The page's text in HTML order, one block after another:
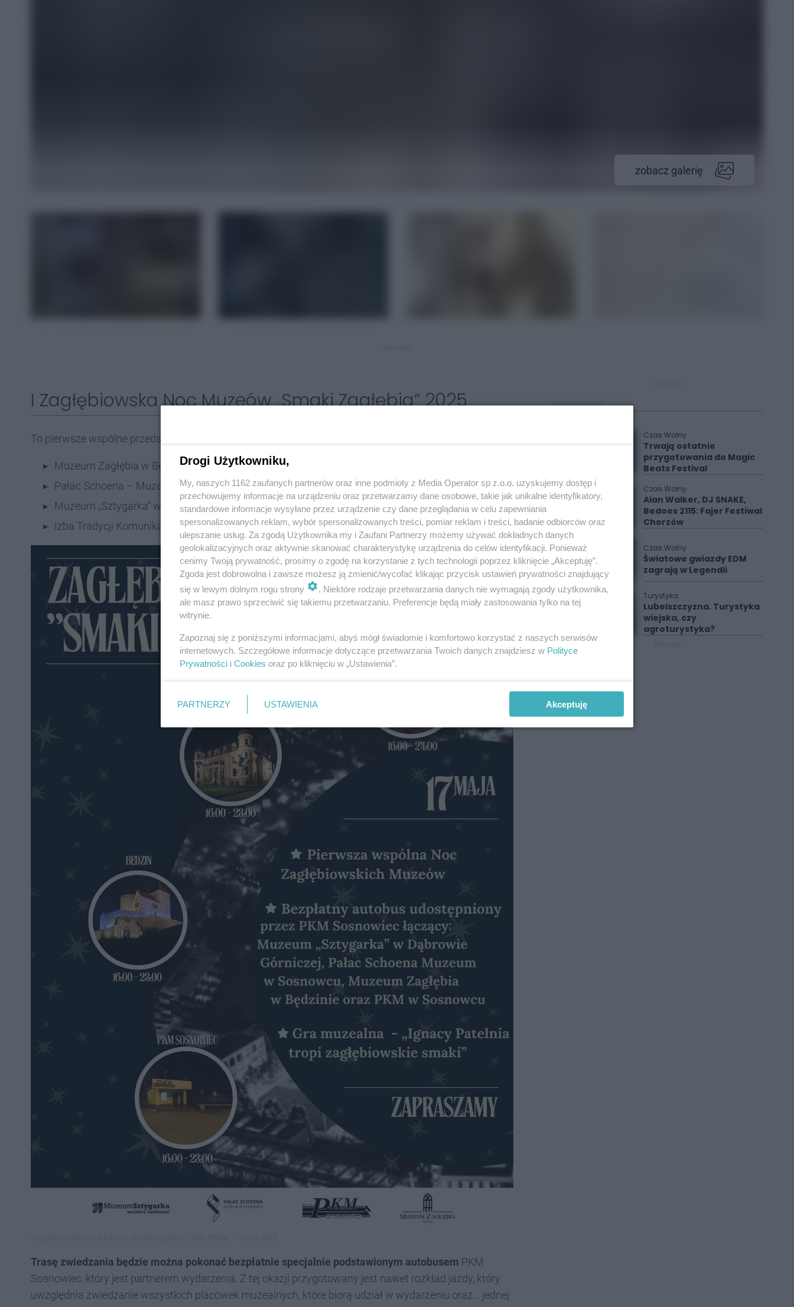
zobacz galerię
I Zagłębiowska Noc Muzeów „Smaki Zagłębia” 2025
To pierwsze wspólne przedsięwzięcie czterech instytucji z Zagłębia Dąbrowskiego:
Muzeum Zagłębia w Będzinie,
Pałac Schoena – Muzeum w Sosnowcu,
Muzeum „Sztygarka” w Dąbrowie Górniczej,
Izba Tradycji Komunikacji Miejskiej PKM w Będzinie.
Trasę zwiedzania będzie można pokonać bezpłatnie specjalnie podstawionym autobusem PKM
Sosnowiec, który jest partnerem wydarzenia. Z tej okazji przygotowany jest nawet rozkład jazdy, który
uwzględnia zwiedzanie wszystkich placówek muzealnych, które biorą udział w wydarzeniu oraz… jednej
Polecane
Czas Wolny
Trwają ostatnie
przygotowania do Magic
Beats Festival
Czas Wolny
Alan Walker, DJ SNAKE,
Bedoes 2115: Fajer Festiwal
Chorzów
Czas Wolny
Światowe gwiazdy EDM
zagrają w Legendii
Turystyka
Lubelszczyzna. Turystyka
wiejska, czy
agroturystyka?
Drogi Użytkowniku,
My, naszych 1162 zaufanych partnerów oraz inne podmioty z Media Operator sp z.o.o. uzyskujemy dostęp i
przechowujemy informacje na urządzeniu oraz przetwarzamy dane osobowe, takie jak unikalne identyfikatory,
standardowe informacje wysyłane przez urządzenie czy dane przeglądania w celu zapewniania
spersonalizowanych reklam, wybór spersonalizowanych treści, pomiar reklam i treści, badanie odbiorców oraz
ulepszanie usług. Za zgodą Użytkownika my i Zaufani Partnerzy możemy używać dokładnych danych
geolokalizacyjnych oraz aktywnie skanować charakterystykę urządzenia do celów identyfikacji. Ponieważ
cenimy Twoją prywatność, prosimy o zgodę na korzystanie z tych technologii poprzez kliknięcie „Akceptuję”.
Zgoda jest dobrowolna i zawsze możesz ją zmienić/wycofać klikając przycisk ustawień prywatności znajdujący
się w lewym dolnym rogu strony
. Niektóre rodzaje przetwarzania danych nie wymagają zgody użytkownika,
ale masz prawo sprzeciwić się takiemu przetwarzaniu. Preferencje będą miały zastosowania tylko na tej
witrynie.
Zapoznaj się z poniższymi informacjami, abyś mógł świadomie i komfortowo korzystać z naszych serwisów
internetowych. Szczegółowe informacje dotyczące przetwarzania Twoich danych znajdziesz w Polityce
Prywatności i Cookies oraz po kliknięciu w „Ustawienia”.
PARTNERZY USTAWIENIA Akceptuję